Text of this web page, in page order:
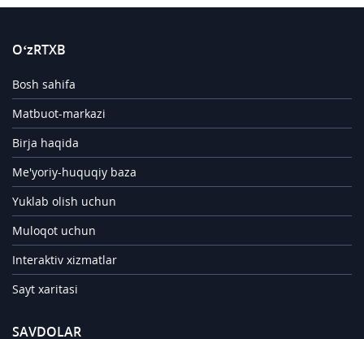
O‘zRTXB
Bosh sahifa
Matbuot-markazi
Birja haqida
Me'yoriy-huquqiy baza
Yuklab olish uchun
Muloqot uchun
Interaktiv xizmatlar
Sayt xaritasi
SAVDOLAR